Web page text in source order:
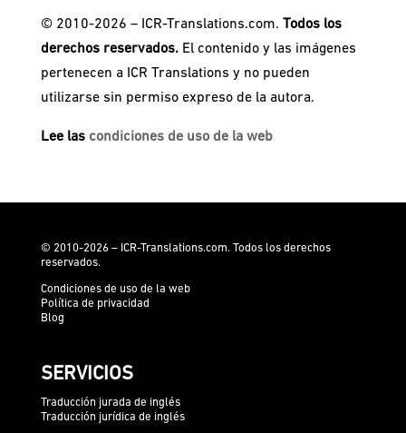
© 2010-2026 – ICR-Translations.com. Todos los
derechos reservados.El contenido y las imágenes
pertenecen a ICR Translations y no pueden
utilizarse sin permiso expreso de la autora.
Lee las condiciones de uso de la web
© 2010-2026 – ICR-Translations.com. Todos los derechos
reservados.
Condiciones de uso de la web
Política de privacidad
Blog
SERVICIOS
Traducción jurada de inglés
Traducción jurídica de inglés